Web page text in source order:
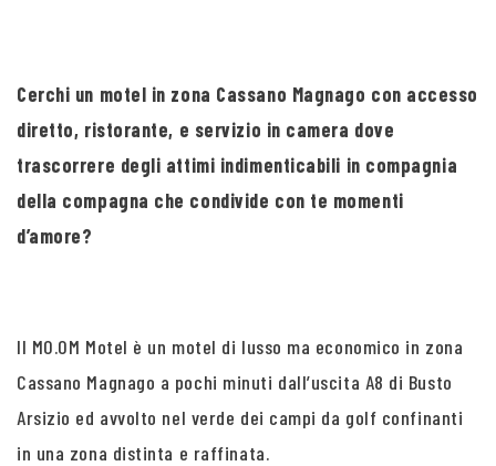
Cerchi un motel in zona Cassano Magnago con accesso
diretto, ristorante, e servizio in camera dove
trascorrere degli attimi indimenticabili in compagnia
della compagna che condivide con te momenti
d’amore?
Il MO.OM Motel è un motel di lusso ma economico in zona
Cassano Magnago a pochi minuti dall’uscita A8 di Busto
Arsizio ed avvolto nel verde dei campi da golf confinanti
in una zona distinta e raffinata.